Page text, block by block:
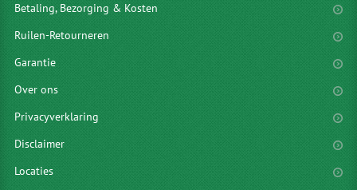
Betaling, Bezorging & Kosten
Ruilen-Retourneren
Garantie
Over ons
Privacyverklaring
Disclaimer
Locaties